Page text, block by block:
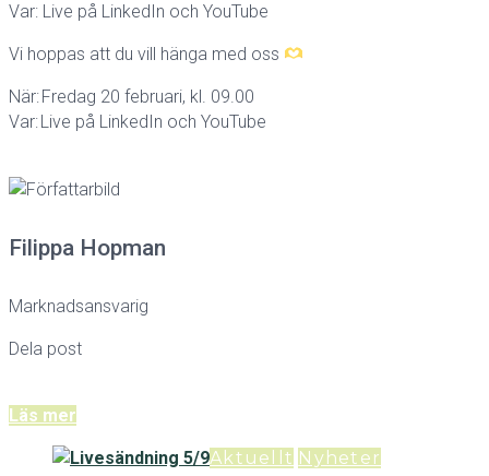
Var: Live på LinkedIn och YouTube
Vi hoppas att du vill hänga med oss
När: Fredag 20 februari, kl. 09.00
Var: Live på LinkedIn och YouTube
Filippa Hopman
Marknadsansvarig
Dela post
Läs mer
Aktuellt Nyheter